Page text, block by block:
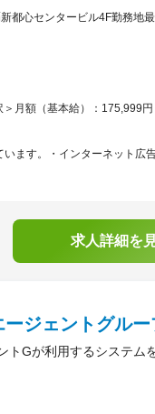
都心センタービル4F勤務地最
月額（基本給）：175,999円
ます。・インターネット広
求人詳細を
ジェントグルー
トGが利用するシステム